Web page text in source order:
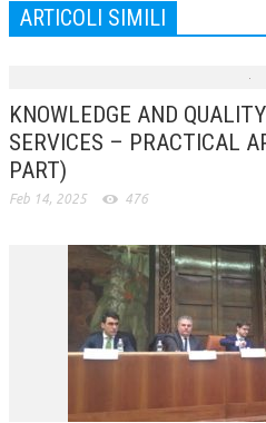
ARTICOLI SIMILI
KNOWLEDGE AND
SERVICES – PRACTICAL
PART)
Feb 14, 2025 476